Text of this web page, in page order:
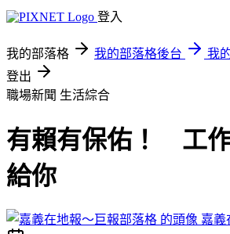
登入
我的部落格 我的部落格後台
我
登出
職場新聞 生活綜合
有賴有保佑！ 工
給你
嘉義